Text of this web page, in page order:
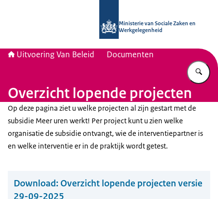
Ministerie van Sociale Zaken en
Werkgelegenheid
Uitvoering Van Beleid Documenten
Overzicht lopende projecten
Op deze pagina ziet u welke projecten al zijn gestart met de
subsidie Meer uren werkt! Per project kunt u zien welke
organisatie de subsidie ontvangt, wie de interventiepartner is
en welke interventie er in de praktijk wordt getest.
Download: Overzicht lopende projecten versie
29-09-2025